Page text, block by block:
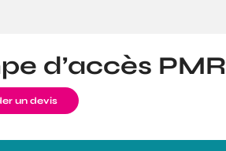
d’accès PMR
un devis